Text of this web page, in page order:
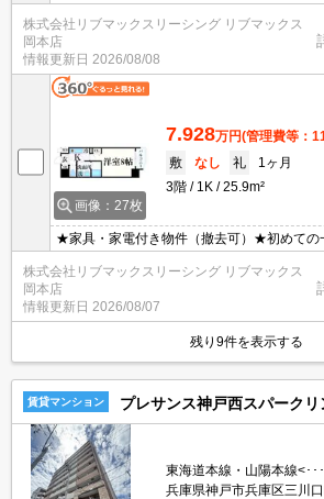
大人気なマンションとなっております！当
条件相談可能となっており、モバイルWiFiも
費用クレジット支払可能です♪問合せ当日で
祝日は混み合いますのでお早めにご予約くだ
ット支払可能！
株式会社リブマックスリーシング リブマックス
岡本店
情報更新日 2026/08/08
画像：27枚
7.928万円(管理費等：
敷
なし 礼
1ヶ月
3階
1K 25.9m²
★家具・家電付き物件（撤去可）★初めての
などにオススメ★当社グループ管理のため諸
おり、モバイルWiFiも無料でレンタル・初期
能です♪土日祝日は混み合いますのでお早め
ライン内覧・契約可能な為一度も来店せずと
株式会社リブマックスリーシング リブマックス
岡本店
情報更新日 2026/08/07
残り9件を表示する
賃貸マンション プレサンス神戸西スパークリ
東海道本線・山陽本線<･･
兵庫県神戸市兵庫区三川